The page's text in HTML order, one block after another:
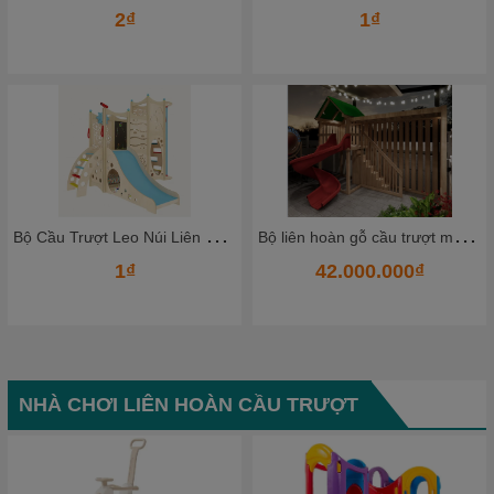
2₫
B
ộ Cầu Trượt Leo Núi Liên Hoàn Bằng Gỗ Cao Cấp – Không Gian Vận Động Mini Cho Bé Ngay Tại Nhà
1₫
1₫
B
ộ liên hoàn gỗ cầu trượt mẫu mới
42.000.000₫
NHÀ CHƠI LIÊN HOÀN CẦU TRƯỢT